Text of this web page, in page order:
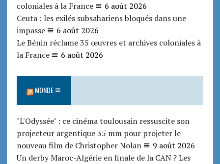
coloniales à la France
6 août 2026
Ceuta : les exilés subsahariens bloqués dans une
impasse
6 août 2026
Le Bénin réclame 35 œuvres et archives coloniales à
la France
6 août 2026
MONDE
"L'Odyssée" : ce cinéma toulousain ressuscite son
projecteur argentique 35 mm pour projeter le
nouveau film de Christopher Nolan
9 août 2026
Un derby Maroc-Algérie en finale de la CAN ? Les